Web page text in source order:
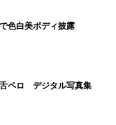
色白美ボディ披露
ペロ デジタル写真集